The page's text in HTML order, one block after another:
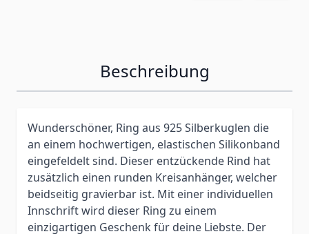
Beschreibung
Wunderschöner, Ring aus 925 Silberkuglen die
an einem hochwertigen, elastischen Silikonband
eingefeldelt sind. Dieser entzückende Rind hat
zusätzlich einen runden Kreisanhänger, welcher
beidseitig gravierbar ist. Mit einer individuellen
Innschrift wird dieser Ring zu einem
einzigartigen Geschenk für deine Liebste. Der